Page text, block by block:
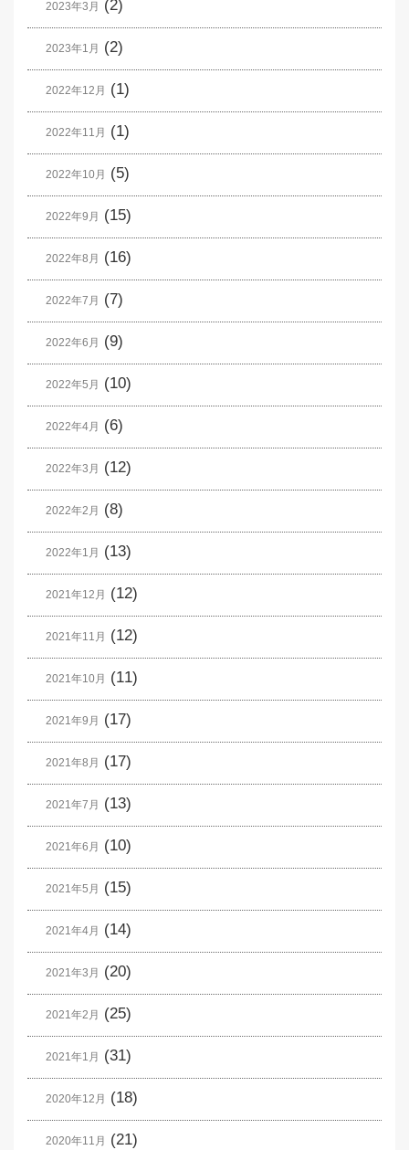
2023年3月 (2)
2023年1月 (2)
2022年12月 (1)
2022年11月 (1)
2022年10月 (5)
2022年9月 (15)
2022年8月 (16)
2022年7月 (7)
2022年6月 (9)
2022年5月 (10)
2022年4月 (6)
2022年3月 (12)
2022年2月 (8)
2022年1月 (13)
2021年12月 (12)
2021年11月 (12)
2021年10月 (11)
2021年9月 (17)
2021年8月 (17)
2021年7月 (13)
2021年6月 (10)
2021年5月 (15)
2021年4月 (14)
2021年3月 (20)
2021年2月 (25)
2021年1月 (31)
2020年12月 (18)
2020年11月 (21)